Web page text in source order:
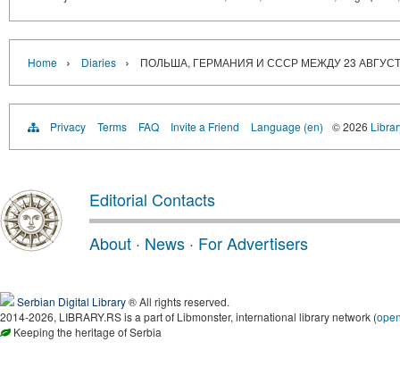
Home › Diaries › ПОЛЬША, ГЕРМАНИЯ И СССР МЕЖДУ 23
Privacy Terms FAQ Invite a Friend Language (en) © 2026
Editorial Contacts
About · News · For Advertisers
Serbian Digital Library® All rights reserved.
2014-2026, LIBRARY.RS is a part of Libmonster, international library network (
Keeping the heritage of Serbia